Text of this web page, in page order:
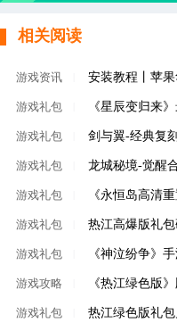
相关阅读
游戏资讯 安装教程丨苹
游戏礼包 《星辰变归来
游戏礼包 剑与翼-经典复
游戏礼包 龙城秘境-觉醒
游戏礼包
游戏礼包 热江高爆版礼
游戏礼包 《神泣纷争》
游戏攻略
游戏礼包 热江绿色版礼